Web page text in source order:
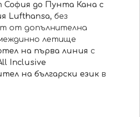
София до Пунта Кана с
Lufthansa, без
от допълнителна
летище
на първа линия с
Inclusive
на български език в